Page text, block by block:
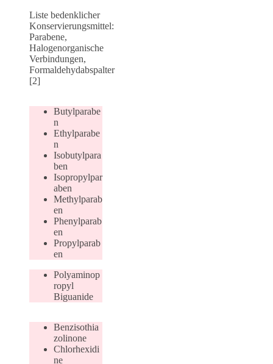
Liste bedenklicher
Konservierungsmittel:
Parabene,
Halogenorganische
Verbindungen,
Formaldehydabspalter
[2]
Butylparabe
n
Ethylparabe
n
Isobutylpara
ben
Isopropylpar
aben
Methylparab
en
Phenylparab
en
Propylparab
en
Polyaminop
ropyl
Biguanide
Benzisothia
zolinone
Chlorhexidi
ne